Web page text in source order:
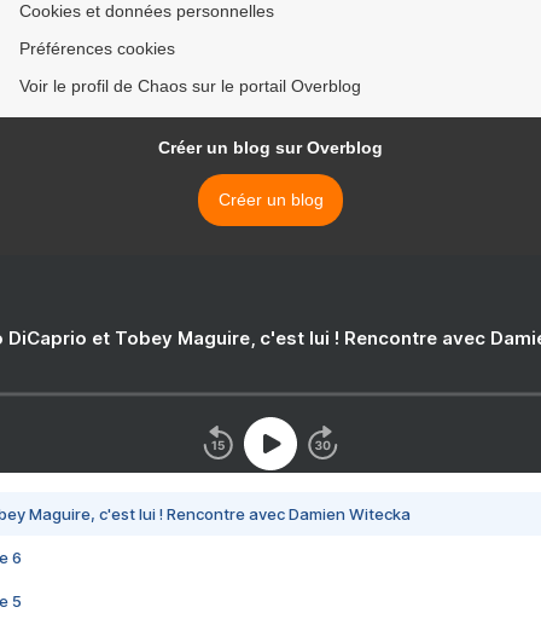
Cookies et données personnelles
Préférences cookies
Voir le profil de Chaos sur le portail Overblog
Créer un blog sur Overblog
Créer un blog
DiCaprio et Tobey Maguire, c'est lui ! Rencontre avec
Maguire, c'est lui ! Rencontre avec Damien Witecka
6
5